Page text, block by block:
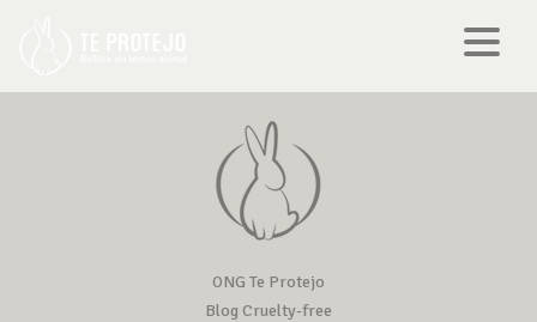
ONG Te Protejo
Blog Cruelty-free